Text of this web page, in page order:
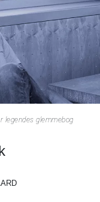
legendes glemmebog